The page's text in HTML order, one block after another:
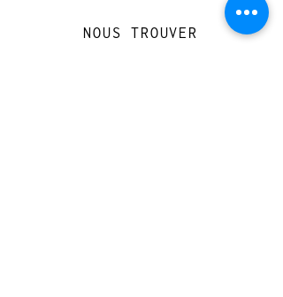
NOUS TROUVER